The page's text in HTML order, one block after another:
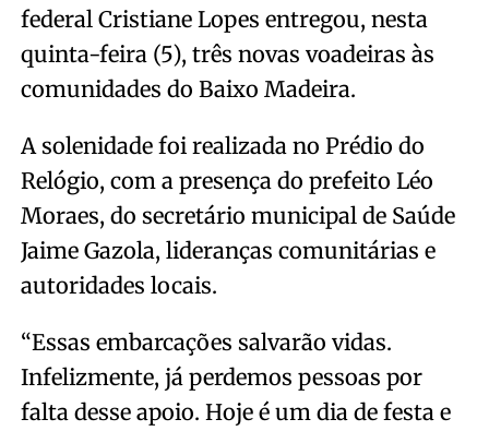
federal Cristiane Lopes entregou, nesta
quinta-feira (5), três novas voadeiras às
comunidades do Baixo Madeira.
A solenidade foi realizada no Prédio do
Relógio, com a presença do prefeito Léo
Moraes, do secretário municipal de Saúde
Jaime Gazola, lideranças comunitárias e
autoridades locais.
“Essas embarcações salvarão vidas.
Infelizmente, já perdemos pessoas por
falta desse apoio. Hoje é um dia de festa e